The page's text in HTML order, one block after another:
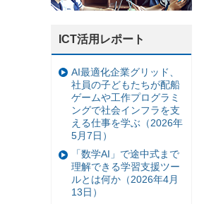
ICT活用レポート
AI最適化企業グリッド、
社員の子どもたちが配船
ゲームや工作プログラミ
ングで社会インフラを支
える仕事を学ぶ（2026年
5月7日）
「数学AI」で途中式まで
理解できる学習支援ツー
ルとは何か（2026年4月
13日）